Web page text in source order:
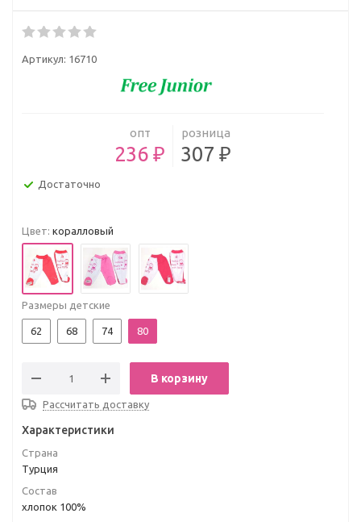
Артикул: 16710
опт
236 ₽
розница
307 ₽
Достаточно
Цвет: коралловый
Размеры детские
62 68 74 80
В корзину
Рассчитать доставку
Характеристики
Страна
Турция
Состав
хлопок 100%